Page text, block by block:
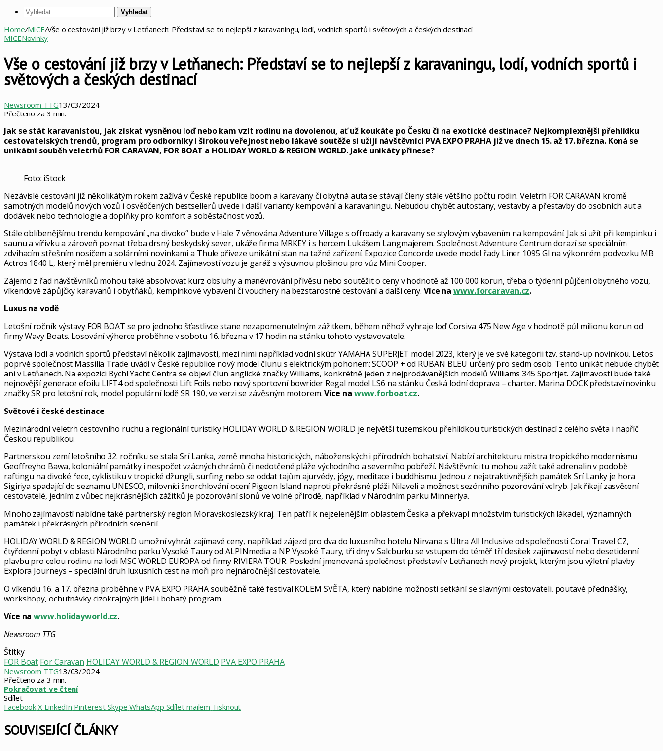
Vyhledat
Home/MICE/Vše o cestování již brzy v Letňanech: Představí se to nejlepší z karavaningu, lodí, vodních sportů i světových a českých destinací
MICENovinky
Vše o cestování již brzy v Letňanech: Představí se to nejlepší z karavaningu, lodí, vodních sportů i
světových a českých destinací
Newsroom TTG13/03/2024
Přečteno za 3 min.
Jak se stát karavanistou, jak získat vysněnou loď nebo kam vzít rodinu na dovolenou, ať už koukáte po Česku či na exotické destinace? Nejkomplexnější přehlídku
cestovatelských trendů, program pro odborníky i širokou veřejnost nebo lákavé soutěže si užijí návštěvníci PVA EXPO PRAHA již ve dnech 15. až 17. března. Koná se
unikátní souběh veletrhů FOR CARAVAN, FOR BOAT a HOLIDAY WORLD & REGION WORLD. Jaké unikáty přinese?
Foto: iStock
Nezávislé cestování již několikátým rokem zažívá v České republice boom a karavany či obytná auta se stávají členy stále většího počtu rodin. Veletrh FOR CARAVAN kromě
samotných modelů nových vozů i osvědčených bestsellerů uvede i další varianty kempování a karavaningu. Nebudou chybět autostany, vestavby a přestavby do osobních aut a
dodávek nebo technologie a doplňky pro komfort a soběstačnost vozů.
Stále oblíbenějšímu trendu kempování „na divoko“ bude v Hale 7 věnována Adventure Village s offroady a karavany se stylovým vybavením na kempování. Jak si užít při kempinku i
saunu a vířivku a zároveň poznat třeba drsný beskydský sever, ukáže firma MRKEY i s hercem Lukášem Langmajerem. Společnost Adventure Centrum dorazí se speciálním
zdvihacím střešním nosičem a solárními novinkami a Thule přiveze unikátní stan na tažné zařízení. Expozice Concorde uvede model řady Liner 1095 GI na výkonném podvozku MB
Actros 1840 L, který měl premiéru v lednu 2024. Zajímavostí vozu je garáž s výsuvnou plošinou pro vůz Mini Cooper.
Zájemci z řad návštěvníků mohou také absolvovat kurz obsluhy a manévrování přívěsu nebo soutěžit o ceny v hodnotě až 100 000 korun, třeba o týdenní půjčení obytného vozu,
víkendové zápůjčky karavanů i obytňáků, kempinkové vybavení či vouchery na bezstarostné cestování a další ceny. Více nawww.forcaravan.cz.
Luxus na vodě
Letošní ročník výstavy FOR BOAT se pro jednoho šťastlivce stane nezapomenutelným zážitkem, během něhož vyhraje loď Corsiva 475 New Age v hodnotě půl milionu korun od
firmy Wavy Boats. Losování výherce proběhne v sobotu 16. března v 17 hodin na stánku tohoto vystavovatele.
Výstava lodí a vodních sportů představí několik zajímavostí, mezi nimi například vodní skútr YAMAHA SUPERJET model 2023, který je ve své kategorii tzv. stand-up novinkou. Letos
poprvé společnost Massilia Trade uvádí v České republice nový model člunu s elektrickým pohonem: SCOOP + od RUBAN BLEU určený pro sedm osob. Tento unikát nebude chybět
ani v Letňanech. Na expozici Bychl Yacht Centra se objeví člun anglické značky Williams, konkrétně jeden z nejprodávanějších modelů Williams 345 Sportjet. Zajímavostí bude také
nejnovější generace efoilu LIFT4 od společnosti Lift Foils nebo nový sportovní bowrider Regal model LS6 na stánku Česká lodní doprava – charter. Marina DOCK představí novinku
značky SR pro letošní rok, model populární lodě SR 190, ve verzi se závěsným motorem.Více na www.forboat.cz.
Světové i české destinace
Mezinárodní veletrh cestovního ruchu a regionální turistiky HOLIDAY WORLD & REGION WORLD je největší tuzemskou přehlídkou turistických destinací z celého světa i napříč
Českou republikou.
Partnerskou zemí letošního 32. ročníku se stala Srí Lanka, země mnoha historických, náboženských i přírodních bohatství. Nabízí architekturu mistra tropického modernismu
Geoffreyho Bawa, koloniální památky i nespočet vzácných chrámů či nedotčené pláže východního a severního pobřeží. Návštěvníci tu mohou zažít také adrenalin v podobě
raftingu na divoké řece, cyklistiku v tropické džungli, surfing nebo se oddat tajům ajurvédy, jógy, meditace i buddhismu. Jednou z nejatraktivnějších památek Srí Lanky je hora
Sigiriya spadající do seznamu UNESCO, milovníci šnorchlování ocení Pigeon Island naproti překrásné pláži Nilaveli a možnost sezónního pozorování velryb. Jak říkají zasvěcení
cestovatelé, jedním z vůbec nejkrásnějších zážitků je pozorování slonů ve volné přírodě, například v Národním parku Minneriya.
Mnoho zajímavostí nabídne také partnerský region Moravskoslezský kraj. Ten patří k nejzelenějším oblastem Česka a překvapí množstvím turistických lákadel, významných
památek i překrásných přírodních scenérií.
HOLIDAY WORLD & REGION WORLD umožní vyhrát zajímavé ceny, například zájezd pro dva do luxusního hotelu Nirvana s Ultra All Inclusive od společnosti Coral Travel CZ,
čtyřdenní pobyt v oblasti Národního parku Vysoké Taury od ALPINmedia a NP Vysoké Taury, tři dny v Salcburku se vstupem do téměř tří desítek zajímavostí nebo desetidenní
plavbu pro celou rodinu na lodi MSC WORLD EUROPA od firmy RIVIERA TOUR. Poslední jmenovaná společnost představí v Letňanech nový projekt, kterým jsou výletní plavby
Explora Journeys – speciální druh luxusních cest na moři pro nejnáročnější cestovatele.
O víkendu 16. a 17. března proběhne v PVA EXPO PRAHA souběžně také festival KOLEM SVĚTA, který nabídne možnosti setkání se slavnými cestovateli, poutavé přednášky,
workshopy, ochutnávky cizokrajných jídel i bohatý program.
Více nawww.holidayworld.cz.
Newsroom TTG
Štítky
FOR Boat For Caravan HOLIDAY WORLD & REGION WORLD PVA EXPO PRAHA
Newsroom TTG13/03/2024
Přečteno za 3 min.
Pokračovat ve čtení
Sdílet
Facebook X LinkedIn Pinterest Skype WhatsApp Sdílet mailem Tisknout
SOUVISEJÍCÍ ČLÁNKY